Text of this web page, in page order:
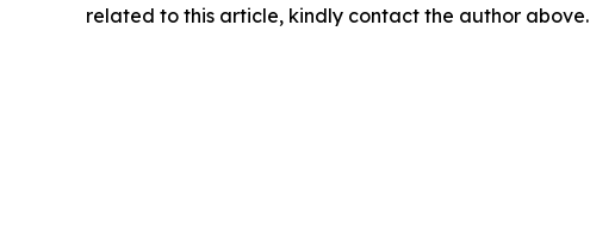
related to this article, kindly contact the author above.